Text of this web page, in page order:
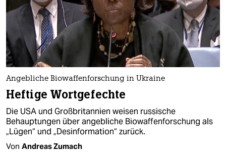
Angebliche Biowaffenforschung in Ukraine
Heftige Wortgefechte
Die USA und Großbritannien weisen russische
Behauptungen über angebliche Biowaffenforschung als
„Lügen“ und „Desinformation“ zurück.
Von Andreas Zumach